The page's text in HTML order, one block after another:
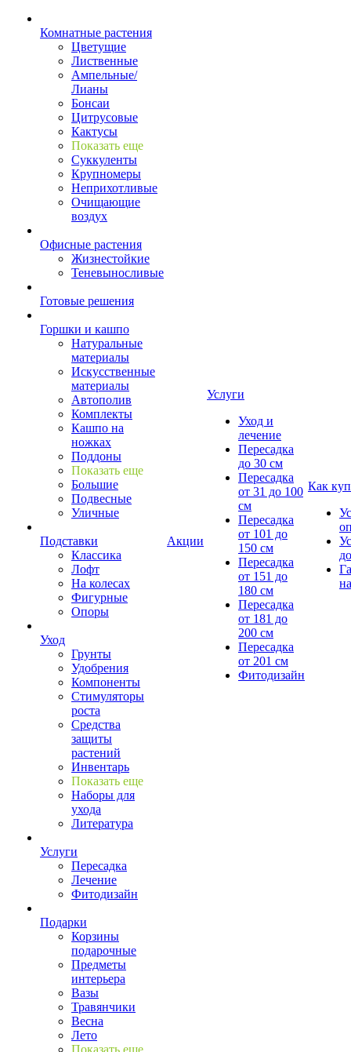
Комнатные растения
Цветущие
Лиственные
Ампельные/
Лианы
Бонсаи
Цитрусовые
Кактусы
Показать еще
Суккуленты
Крупномеры
Неприхотливые
Очищающие
воздух
Офисные растения
Жизнестойкие
Теневыносливые
Готовые решения
Горшки и кашпо
Натуральные
материалы
Искусственные
материалы
Автополив
Комплекты
Кашпо на
ножках
Поддоны
Показать еще
Большие
Подвесные
Уличные
Подставки
Классика
Лофт
На колесах
Фигурные
Опоры
Уход
Грунты
Удобрения
Компоненты
Стимуляторы
роста
Средства
защиты
растений
Инвентарь
Показать еще
Наборы для
ухода
Литература
Услуги
Пересадка
Лечение
Фитодизайн
Подарки
Корзины
подарочные
Предметы
интерьера
Вазы
Травянчики
Весна
Лето
Акции
Услуги
Уход и
лечение
Пересадка
до 30 см
Пересадка
от 31 до 100
см
Пересадка
от 101 до
150 см
Пересадка
от 151 до
180 см
Пересадка
от 181 до
200 см
Пересадка
от 201 см
Фитодизайн
Как